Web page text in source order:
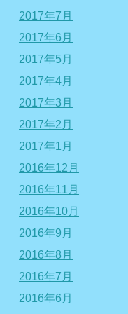
2017年7月
2017年6月
2017年5月
2017年4月
2017年3月
2017年2月
2017年1月
2016年12月
2016年11月
2016年10月
2016年9月
2016年8月
2016年7月
2016年6月